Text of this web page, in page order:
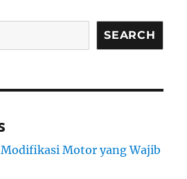
SEARCH
Motor yang Wajib